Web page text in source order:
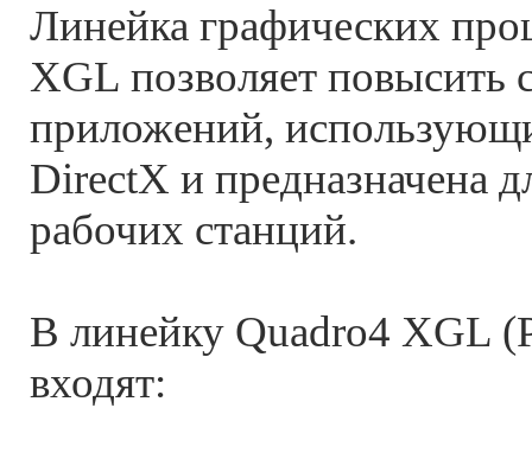
Линейка графических
XGL позволяет повысить
приложений,
DirectX и предназначена
рабочих станций.
В линейку Quadro4 XGL
входят: